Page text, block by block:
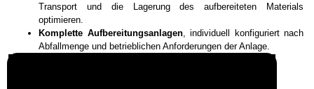
Transport und die Lagerung des aufbereiteten Materials
optimieren.
Komplette Aufbereitungsanlagen, individuell konfiguriert nach
Abfallmenge und betrieblichen Anforderungen der Anlage.